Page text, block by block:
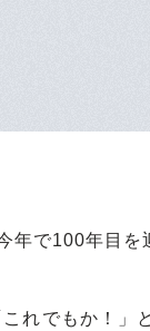
で100年目を
れでもか！」